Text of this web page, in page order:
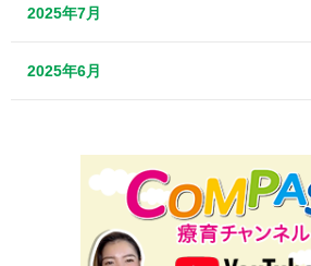
2025年7月
2025年6月